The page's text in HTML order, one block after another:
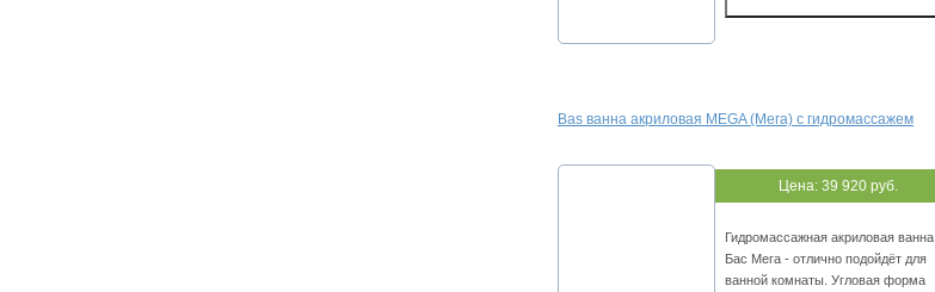
Bas ванна акриловая MEGA (Мега) с гидромассажем
Цена: 39 920 руб.
Гидромассажная акриловая ванна
Бас Мега - отлично подойдёт для
ванной комнаты. Угловая форма